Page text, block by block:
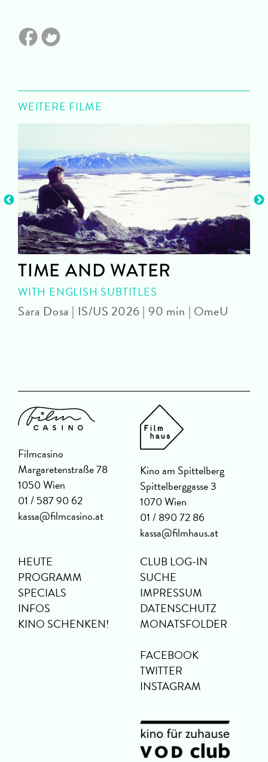
WEITERE FILME
TIME AND WATER
WITH ENGLISH SUBTITLES
Sara Dosa | IS/US 2026 | 90 min | OmeU
Filmcasino
Margaretenstraße 78
1050 Wien
01 / 587 90 62
kassa@filmcasino.at
Kino am Spittelberg
Spittelberggasse 3
1070 Wien
01 / 890 72 86
kassa@filmhaus.at
HEUTE
PROGRAMM
SPECIALS
INFOS
KINO SCHENKEN!
CLUB LOG-IN
SUCHE
IMPRESSUM
DATENSCHUTZ
MONATSFOLDER
FACEBOOK
TWITTER
INSTAGRAM